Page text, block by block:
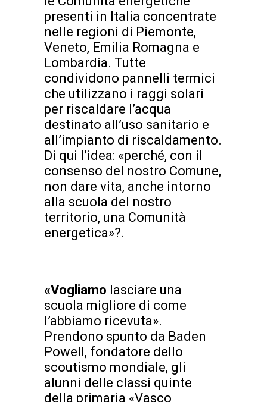
presenti in Italia concentrate
nelle regioni di Piemonte,
Veneto, Emilia Romagna e
Lombardia. Tutte
condividono pannelli termici
che utilizzano i raggi solari
per riscaldare l’acqua
destinato all’uso sanitario e
all’impianto di riscaldamento.
Di qui l’idea: «perché, con il
consenso del nostro Comune,
non dare vita, anche intorno
alla scuola del nostro
territorio, una Comunità
energetica»?.
«Vogliamo lasciare una
scuola migliore di come
l’abbiamo ricevuta».
Prendono spunto da Baden
Powell, fondatore dello
scoutismo mondiale, gli
alunni delle classi quinte
della primaria «Vasco